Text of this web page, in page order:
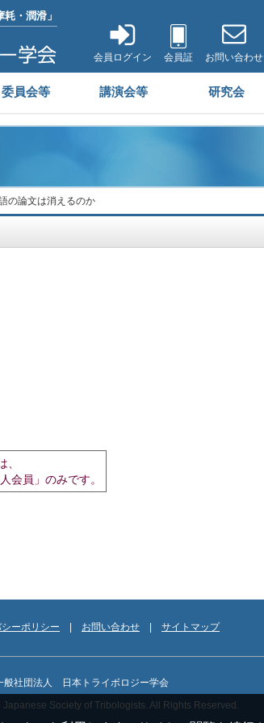
・潤滑」
会員ログイン 会員証 お問い合わせ
員会等 講演会等 研究会
の論文は消えるのか
会員」のみです。
ーポリシー お問い合わせ サイトマップ
般社団法人 日本トライボロジー学会
Society of Tribologists. All Rights Reserved.